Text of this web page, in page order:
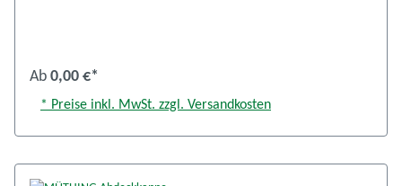
Ab 0,00 €*
* Preise inkl. MwSt. zzgl. Versandkosten